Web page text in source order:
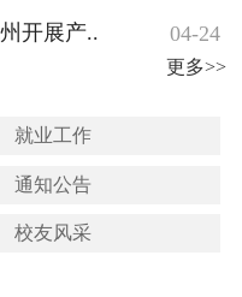
开展产..
04-24
更多>>
就业工作
通知公告
校友风采